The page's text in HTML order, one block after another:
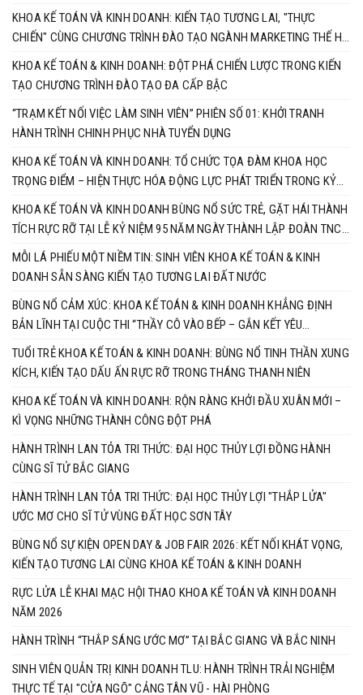
CÙNG KHOA KẾ TOÁN & KINH DOANH
KHOA KẾ TOÁN VÀ KINH DOANH: KIẾN TẠO TƯƠNG LAI, "THỰC
CHIẾN" CÙNG CHƯƠNG TRÌNH ĐÀO TẠO NGÀNH MARKETING THẾ HỆ
KHOA KẾ TOÁN & KINH DOANH: ĐỘT PHÁ CHIẾN LƯỢC TRONG KIẾN
TẠO CHƯƠNG TRÌNH ĐÀO TẠO ĐA CẤP BẬC
“TRẠM KẾT NỐI VIỆC LÀM SINH VIÊN” PHIÊN SỐ 01: KHỞI TRANH
HÀNH TRÌNH CHINH PHỤC NHÀ TUYỂN DỤNG
KHOA KẾ TOÁN VÀ KINH DOANH: TỔ CHỨC TỌA ĐÀM KHOA HỌC
TRỌNG ĐIỂM – HIỆN THỰC HÓA ĐỘNG LỰC PHÁT TRIỂN TRONG KỶ
NGUYÊN MỚI
KHOA KẾ TOÁN VÀ KINH DOANH BÙNG NỔ SỨC TRẺ, GẶT HÁI THÀNH
TÍCH RỰC RỠ TẠI LỄ KỶ NIỆM 95 NĂM NGÀY THÀNH LẬP ĐOÀN TNCS
HỒ CHÍ MINH
MỖI LÁ PHIẾU MỘT NIỀM TIN: SINH VIÊN KHOA KẾ TOÁN & KINH
DOANH SẴN SÀNG KIẾN TẠO TƯƠNG LAI ĐẤT NƯỚC
BÙNG NỔ CẢM XÚC: KHOA KẾ TOÁN & KINH DOANH KHẲNG ĐỊNH
BẢN LĨNH TẠI CUỘC THI “THẦY CÔ VÀO BẾP – GẮN KẾT YÊU
THƯƠNG”
TUỔI TRẺ KHOA KẾ TOÁN & KINH DOANH: BÙNG NỔ TINH THẦN XUNG
KÍCH, KIẾN TẠO DẤU ẤN RỰC RỠ TRONG THÁNG THANH NIÊN
KHOA KẾ TOÁN VÀ KINH DOANH: RỘN RÀNG KHỞI ĐẦU XUÂN MỚI –
KÌ VỌNG NHỮNG THÀNH CÔNG ĐỘT PHÁ
HÀNH TRÌNH LAN TỎA TRI THỨC: ĐẠI HỌC THỦY LỢI ĐỒNG HÀNH
CÙNG SĨ TỬ BẮC GIANG
HÀNH TRÌNH LAN TỎA TRI THỨC: ĐẠI HỌC THỦY LỢI "THẮP LỬA"
ƯỚC MƠ CHO SĨ TỬ VÙNG ĐẤT HỌC SƠN TÂY
BÙNG NỔ SỰ KIỆN OPEN DAY & JOB FAIR 2026: KẾT NỐI KHÁT VỌNG,
KIẾN TẠO TƯƠNG LAI CÙNG KHOA KẾ TOÁN & KINH DOANH
RỰC LỬA LỄ KHAI MẠC HỘI THAO KHOA KẾ TOÁN VÀ KINH DOANH
NĂM 2026
HÀNH TRÌNH “THẮP SÁNG ƯỚC MƠ” TẠI BẮC GIANG VÀ BẮC NINH
SINH VIÊN QUẢN TRỊ KINH DOANH TLU: HÀNH TRÌNH TRẢI NGHIỆM
THỰC TẾ TẠI "CỬA NGÕ" CẢNG TÂN VŨ - HÀI PHÒNG